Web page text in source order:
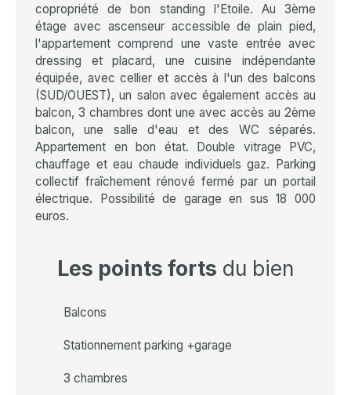
copropriété de bon standing l'Etoile. Au 3ème
étage avec ascenseur accessible de plain pied,
l'appartement comprend une vaste entrée avec
dressing et placard, une cuisine indépendante
équipée, avec cellier et accès à l'un des balcons
(SUD/OUEST), un salon avec également accès au
balcon, 3 chambres dont une avec accès au 2ème
balcon, une salle d'eau et des WC séparés.
Appartement en bon état. Double vitrage PVC,
chauffage et eau chaude individuels gaz. Parking
collectif fraîchement rénové fermé par un portail
électrique. Possibilité de garage en sus 18 000
euros.
Les points forts du bien
Balcons
Stationnement parking +garage
3 chambres